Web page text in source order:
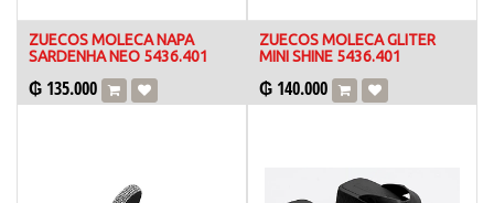
ZUECOS MOLECA NAPA
SARDENHA NEO 5436.401
₲ 135.000
ZUECOS MOLECA GLITER
MINI SHINE 5436.401
₲ 140.000